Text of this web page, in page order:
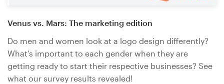
Venus vs. Mars: The marketing edition
Do men and women look at a logo design differently?
What’s important to each gender when they are
getting ready to start their respective businesses? See
what our survey results revealed!